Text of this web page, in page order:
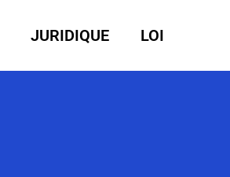
JURIDIQUE LOI